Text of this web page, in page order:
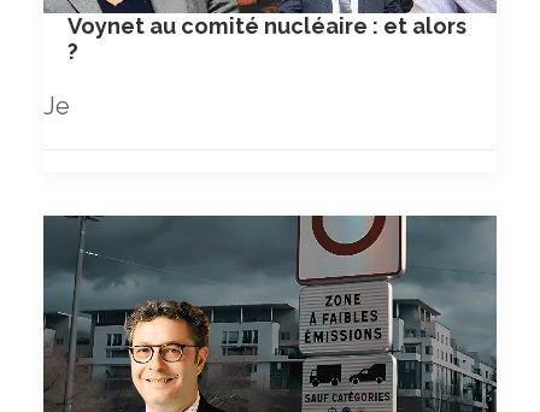
Voynet au comité nucléaire : et alors
?
Je